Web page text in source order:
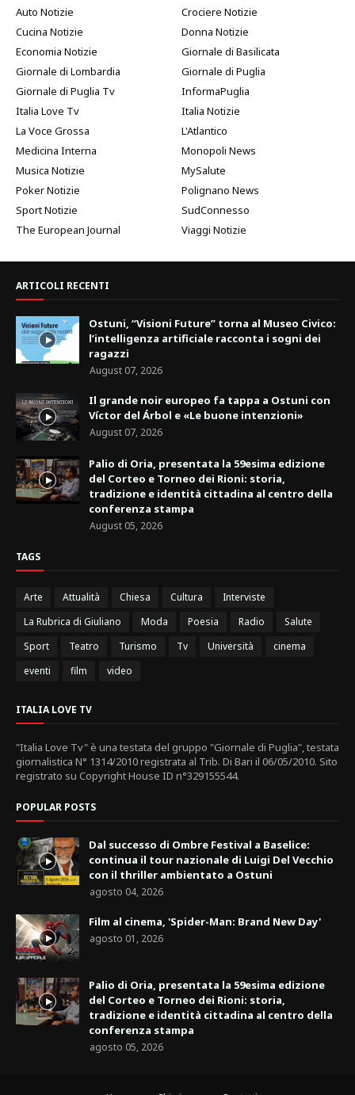
Auto Notizie
Crociere Notizie
Cucina Notizie
Donna Notizie
Economia Notizie
Giornale di Basilicata
Giornale di Lombardia
Giornale di Puglia
Giornale di Puglia Tv
InformaPuglia
Italia Love Tv
Italia Notizie
La Voce Grossa
L'Atlantico
Medicina Interna
Monopoli News
Musica Notizie
MySalute
Poker Notizie
Polignano News
Sport Notizie
SudConnesso
The European Journal
Viaggi Notizie
ARTICOLI RECENTI
Ostuni, “Visioni Future” torna al Museo Civico:
l’intelligenza artificiale racconta i sogni dei
ragazzi
August 07, 2026
Il grande noir europeo fa tappa a Ostuni con
Víctor del Árbol e «Le buone intenzioni»
August 07, 2026
Palio di Oria, presentata la 59esima edizione
del Corteo e Torneo dei Rioni: storia,
tradizione e identità cittadina al centro della
conferenza stampa
August 05, 2026
TAGS
Arte Attualità Chiesa Cultura
Interviste
La Rubrica di Giuliano
Moda Poesia Radio
Salute
Sport
Teatro Turismo Tv Università
cinema
eventi
film video
ITALIA LOVE TV
"Italia Love Tv" è una testata del gruppo "Giornale di Puglia", testata
giornalistica N° 1314/2010 registrata al Trib. Di Bari il 06/05/2010. Sito
registrato su Copyright House ID n°329155544.
POPULAR POSTS
Dal successo di Ombre Festival a Baselice:
continua il tour nazionale di Luigi Del Vecchio
con il thriller ambientato a Ostuni
agosto 04, 2026
Film al cinema, 'Spider-Man: Brand New Day'
agosto 01, 2026
Palio di Oria, presentata la 59esima edizione
del Corteo e Torneo dei Rioni: storia,
tradizione e identità cittadina al centro della
conferenza stampa
agosto 05, 2026